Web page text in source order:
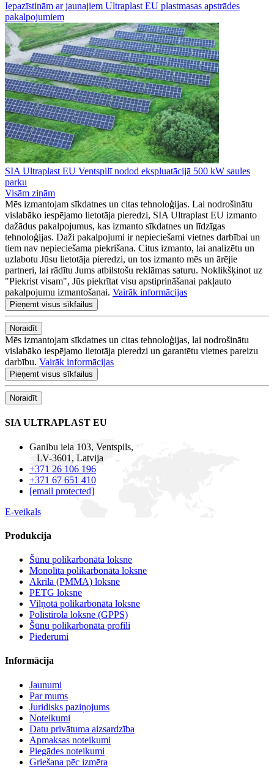
Iepazīstinām ar jaunajiem Ultraplast EU plastmasas apstrādes
pakalpojumiem
SIA Ultraplast EU Ventspilī nodod ekspluatācijā 500 kW saules
parku
Visām ziņām
Mēs izmantojam sīkdatnes un citas tehnoloģijas. Lai nodrošinātu
vislabāko iespējamo lietotāja pieredzi, SIA Ultraplast EU izmanto
dažādus pakalpojumus, kas izmanto sīkdatnes un līdzīgas
tehnoloģijas. Daži pakalpojumi ir nepieciešami vietnes darbībai un
tiem nav nepieciešama piekrišana. Citus izmanto, lai analizētu un
uzlabotu Jūsu lietotāja pieredzi, un tos izmanto mēs un ārējie
partneri, lai rādītu Jums atbilstošu reklāmas saturu. Noklikšķinot uz
"Piekrist visam", Jūs piekrītat visu apstiprināšanai pakļauto
pakalpojumu izmantošanai. Vairāk informācijas
Pieņemt visus sīkfailus
Noraidīt
Mēs izmantojam sīkdatnes un citas tehnoloģijas, lai nodrošinātu
vislabāko iespējamo lietotāja pieredzi un garantētu vietnes pareizu
darbību. Vairāk informācijas
Pieņemt visus sīkfailus
Noraidīt
SIA ULTRAPLAST EU
Ganibu iela 103, Ventspils,
LV-3601, Latvija
+371 26 106 196
+371 67 651 410
[email protected]
E-veikals
Produkcija
Šūnu polikarbonāta loksne
Monolīta polikarbonāta loksne
Akrila (PMMA) loksne
PETG loksne
Viļņotā polikarbonāta loksne
Polistirola loksne (GPPS)
Šūnu polikarbonāta profili
Piederumi
Informācija
Jaunumi
Par mums
Juridisks paziņojums
Noteikumi
Datu privātuma aizsardzība
Apmaksas noteikumi
Piegādes noteikumi
Griešana pēc izmēra